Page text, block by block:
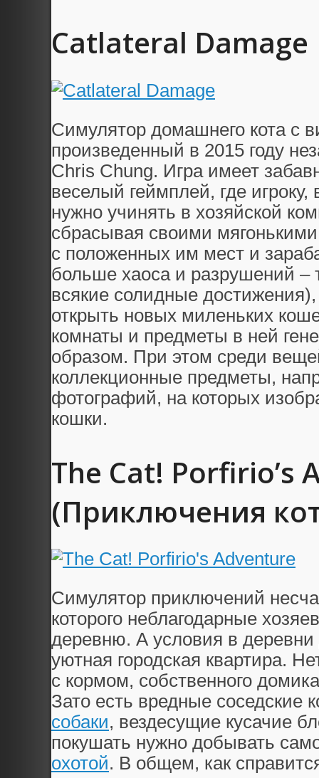
Catlateral Damage
Симулятор домашнего кота с
произведенный в 2015 году
Chris Chung. Игра имеет
веселый геймплей, где игроку,
нужно учинять в хозяйской
сбрасывая своими
с положенных им мест и
больше хаоса и разрушений
всякие солидные
открыть новых миленьких
комнаты и предметы в ней
образом. При этом среди
коллекционные предметы,
фотографий, на которых
кошки.
The Cat! Porfirio’s
(Приключения
Симулятор приключений
которого неблагодарные
деревню. А условия в деревни
уютная городская квартира.
с кормом, собственного
Зато есть вредные соседские
собаки, вездесущие кусачие
покушать нужно добывать
охотой. В общем, как